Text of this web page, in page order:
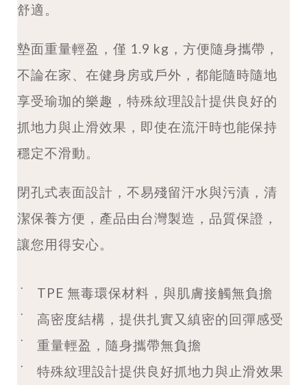
舒適。
墊面重量輕盈，僅 1.9 kg，方便隨身攜帶，
不論在家、在健身房或戶外，都能隨時隨地
享受瑜珈的樂趣，特殊紋理設計提供良好的
抓地力與止滑效果，即使在流汗時也能保持
穩定不滑動。
閉孔式表面設計，不易殘留汗水與污漬，清
潔保養方便，產品由台灣製造，品質保證，
讓您用得安心。
˙ TPE 無毒環保材料，與肌膚接觸無負擔
˙ 高密度結構，提供扎實又縝密的回彈感受
˙ 重量輕盈，隨身攜帶無負擔
˙ 特殊紋理設計提供良好抓地力與止滑效果